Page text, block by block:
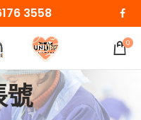
3558
0
號